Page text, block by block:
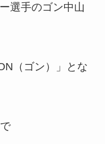
選手のゴン中山
（ゴン）」とな